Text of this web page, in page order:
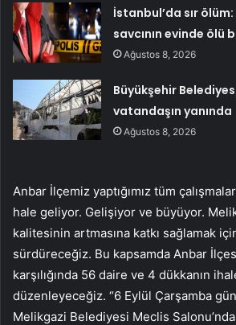
İstanbul’da sır
savcının evinde ölü
Ağustos 8, 2026
Büyükşehir
vatandaşın yanında
Ağustos 8, 2026
Anbar İlçemiz yaptığımız tüm
hale geliyor. Gelişiyor ve büyüyor.
kalitesinin artmasına katkı sağlamak için
sürdüreceğiz. Bu kapsamda Anbar
karşılığında 56 daire ve 4 dükkanın
düzenleyeceğiz. “6 Eylül Çarşamba
Melikgazi Belediyesi Meclis